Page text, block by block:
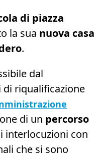
di piazza
la sua nuova casa
.
dal
riqualificazione
di un percorso
interlocuzioni con
che si sono